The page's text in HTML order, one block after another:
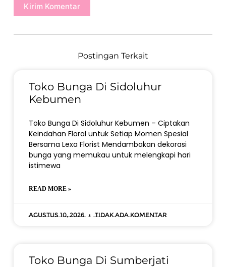
Kirim Komentar
Postingan Terkait
Toko Bunga Di Sidoluhur
Kebumen
Toko Bunga Di Sidoluhur Kebumen – Ciptakan
Keindahan Floral untuk Setiap Momen Spesial
Bersama Lexa Florist Mendambakan dekorasi
bunga yang memukau untuk melengkapi hari
istimewa
READ MORE »
Agustus 10, 2026 Tidak ada komentar
Toko Bunga Di Sumberjati